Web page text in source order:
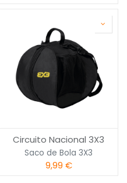
Circuito Nacional 3X3
Saco de Bola 3X3
9,99 €